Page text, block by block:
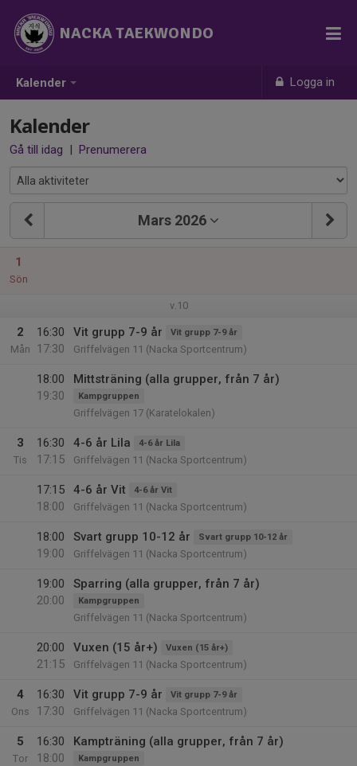
Kalender Logga in
NACKA TAEKWONDO
Kalender
Gå till idag | Prenumerera
Mars 2026
1
Sön
v.10
2
Mån
16:30
17:30
Vit grupp 7-9 år Vit grupp 7-9 år
Griffelvägen 11 (Nacka Sportcentrum)
18:00
19:30
Mittsträning (alla grupper, från 7 år)
Kampgruppen
Griffelvägen 17 (Karatelokalen)
3
Tis
16:30
17:15
4-6 år Lila 4-6 år Lila
Griffelvägen 11 (Nacka Sportcentrum)
17:15
18:00
4-6 år Vit 4-6 år Vit
Griffelvägen 11 (Nacka Sportcentrum)
18:00
19:00
Svart grupp 10-12 år Svart grupp 10-12 år
Griffelvägen 11 (Nacka Sportcentrum)
19:00
20:00
Sparring (alla grupper, från 7 år)
Kampgruppen
Griffelvägen 11 (Nacka Sportcentrum)
20:00
21:15
Vuxen (15 år+) Vuxen (15 år+)
Griffelvägen 11 (Nacka Sportcentrum)
4
Ons
16:30
17:30
Vit grupp 7-9 år Vit grupp 7-9 år
Griffelvägen 11 (Nacka Sportcentrum)
5
Tor
16:30
18:00
Kampträning (alla grupper, från 7 år)
Kampgruppen